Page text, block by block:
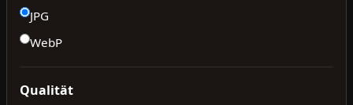
JPG
WebP
Qualität